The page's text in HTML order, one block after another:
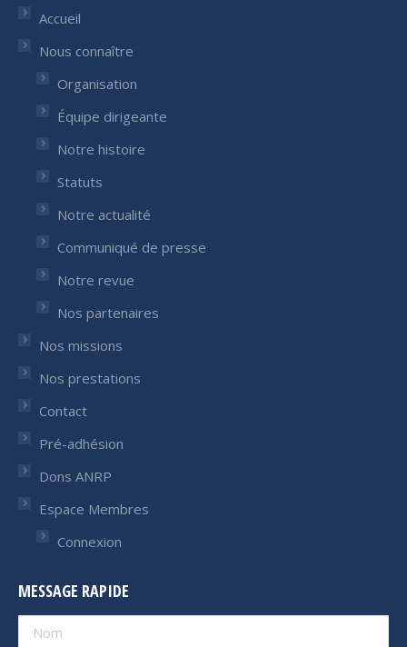
window
in
window
Accueil
Nous connaître
Organisation
Équipe dirigeante
Notre histoire
Statuts
Notre actualité
Communiqué de presse
Notre revue
Nos partenaires
Nos missions
Nos prestations
Contact
Pré-adhésion
Dons ANRP
Espace Membres
Connexion
MESSAGE RAPIDE